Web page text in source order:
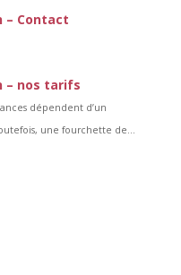
– Contact
– nos tarifs
dépendent d’un
une fourchette de...